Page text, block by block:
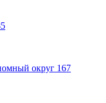
округ 167